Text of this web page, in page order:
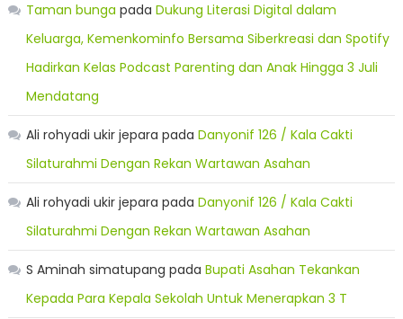
Taman bunga pada Dukung Literasi Digital dalam
Keluarga, Kemenkominfo Bersama Siberkreasi dan Spotify
Hadirkan Kelas Podcast Parenting dan Anak Hingga 3 Juli
Mendatang
Ali rohyadi ukir jepara pada Danyonif 126 / Kala Cakti
Silaturahmi Dengan Rekan Wartawan Asahan
Ali rohyadi ukir jepara pada Danyonif 126 / Kala Cakti
Silaturahmi Dengan Rekan Wartawan Asahan
S Aminah simatupang pada Bupati Asahan Tekankan
Kepada Para Kepala Sekolah Untuk Menerapkan 3 T